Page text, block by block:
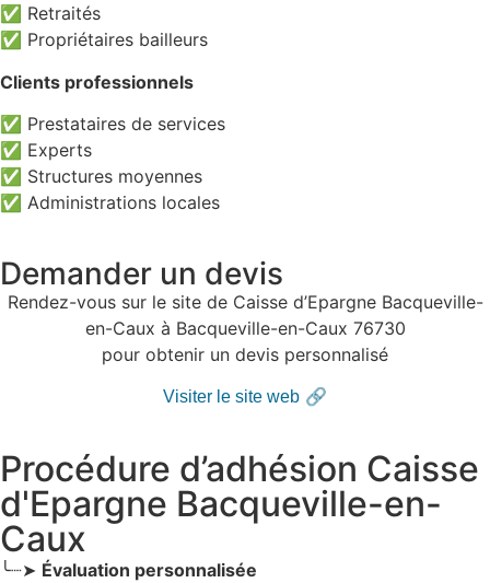
✅ Retraités
✅ Propriétaires bailleurs
Clients professionnels
✅ Prestataires de services
✅ Experts
✅ Structures moyennes
✅ Administrations locales
Demander un devis
Rendez-vous sur le site de Caisse d’Epargne Bacqueville-
en-Caux à Bacqueville-en-Caux 76730
pour obtenir un devis personnalisé
Visiter le site web 🔗
Procédure d’adhésion Caisse
d'Epargne Bacqueville-en-
Caux
╰┈➤ Évaluation personnalisée